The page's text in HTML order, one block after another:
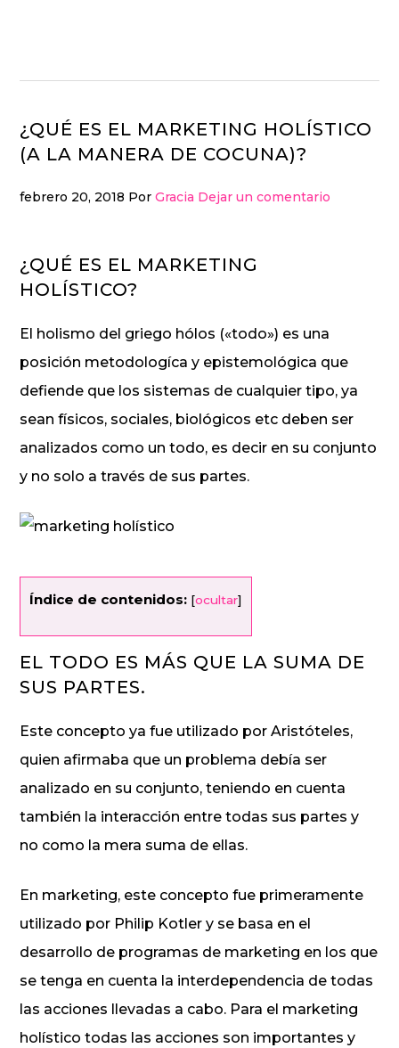
principal
principal
¿QUÉ ES EL MARKETING HOLÍSTICO
(A LA MANERA DE COCUNA)?
febrero 20, 2018 PorGracia Dejar un comentario
¿QUÉ ES EL MARKETING
HOLÍSTICO?
El holismo del griego hólos («todo») es una
posición metodologíca y epistemológica que
defiende que los sistemas de cualquier tipo, ya
sean físicos, sociales, biológicos etc deben ser
analizados como un todo, es decir en su conjunto
y no solo a través de sus partes.
Índice de contenidos: [ocultar]
EL TODO ES MÁS QUE LA SUMA DE
SUS PARTES.
Este concepto ya fue utilizado por Aristóteles,
quien afirmaba que un problema debía ser
analizado en su conjunto, teniendo en cuenta
también la interacción entre todas sus partes y
no como la mera suma de ellas.
En marketing, este concepto fue primeramente
utilizado por Philip Kotler y se basa en el
desarrollo de programas de marketing en los que
se tenga en cuenta la interdependencia de todas
las acciones llevadas a cabo. Para el marketing
holístico todas las acciones son importantes y